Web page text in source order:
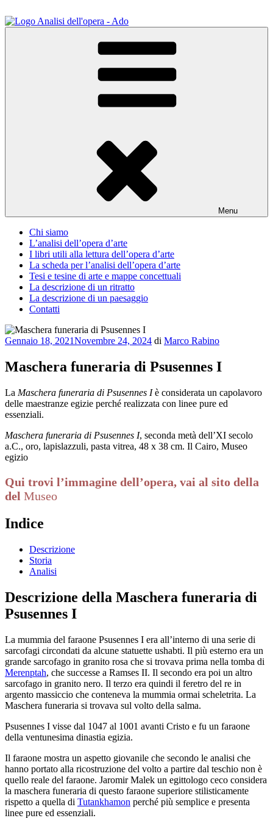
al
contenuto
Osservare le opere d'arte per capirle e imparare ad amarle
Menu
Chi siamo
L’analisi dell’opera d’arte
I libri utili alla lettura dell’opera d’arte
La scheda per l’analisi dell’opera d’arte
Tesi e tesine di arte e mappe concettuali
La descrizione di un ritratto
La descrizione di un paesaggio
Contatti
Pubblicato
Gennaio 18, 2021Novembre 24, 2024 di Marco Rabino
Maschera funeraria di Psusennes I
La Maschera funeraria di Psusennes Iè considerata un capolavoro
delle maestranze egizie perché realizzata con linee pure ed
essenziali.
Maschera funeraria di Psusennes I, seconda metà dell’XI secolo
a.C., oro, lapislazzuli, pasta vitrea, 48 x 38 cm. Il Cairo, Museo
egizio
Qui trovi l’immagine dell’opera, vai al sito della
del Museo
Indice
Descrizione
Storia
Analisi
Descrizione della Maschera funeraria di
Psusennes I
La mummia del faraone Psusennes I era all’interno di una serie di
sarcofagi circondati da alcune statuette ushabti. Il più esterno era un
grande sarcofago in granito rosa che si trovava prima nella tomba di
Merenptah, che successe a Ramses II. Il secondo era poi un altro
sarcofago in granito nero. Il terzo era quindi il feretro del re in
argento massiccio che conteneva la mummia ormai scheletrita. La
Maschera funeraria si trovava sul volto della salma.
Psusennes I visse dal 1047 al 1001 avanti Cristo e fu un faraone
della ventunesima dinastia egizia.
Il faraone mostra un aspetto giovanile che secondo le analisi che
hanno portato alla ricostruzione del volto a partire dal teschio non è
quello reale del faraone. Jaromir Malek un egittologo ceco considera
la maschera funeraria di questo faraone superiore stilisticamente
rispetto a quella di Tutankhamon perché più semplice e presenta
linee pure ed essenziali.